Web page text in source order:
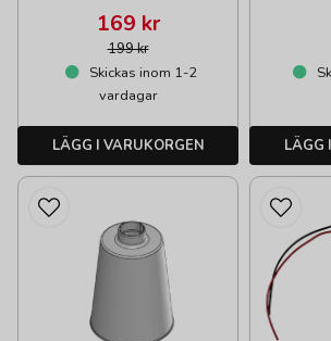
199 kr
169 kr
Skickas inom 1-2
vardagar
LÄGG I VARUKORGEN LÄGG